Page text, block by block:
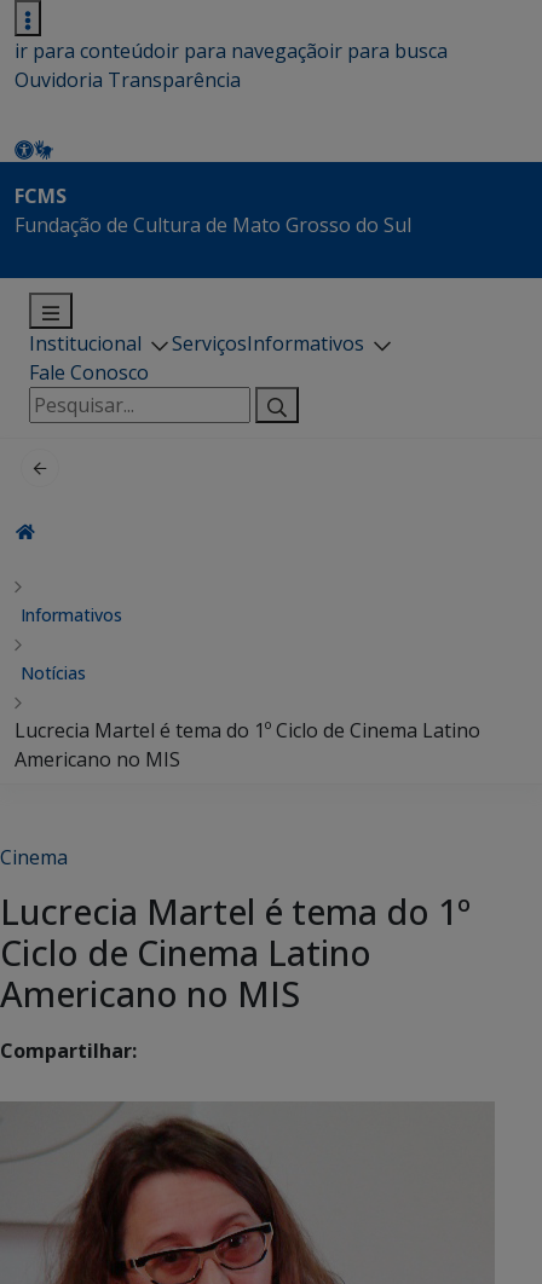
ir para conteúdoir para navegaçãoir para busca
Ouvidoria Transparência
FCMS
Fundação de Cultura de Mato Grosso do Sul
Institucional ServiçosInformativos
Fale Conosco
Pesquisar
por:
Informativos
Notícias
Lucrecia Martel é tema do 1º Ciclo de Cinema Latino
Americano no MIS
Cinema
Lucrecia Martel é tema do 1º
Ciclo de Cinema Latino
Americano no MIS
Compartilhar: